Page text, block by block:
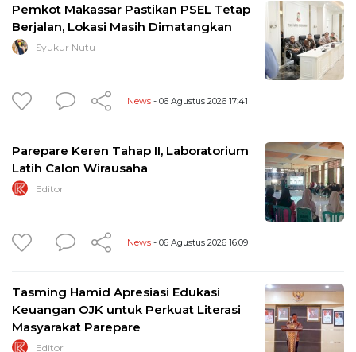
Pemkot Makassar Pastikan PSEL Tetap
Berjalan, Lokasi Masih Dimatangkan
Syukur Nutu
News - 06 Agustus 2026 17:41
Parepare Keren Tahap II, Laboratorium
Latih Calon Wirausaha
Editor
News - 06 Agustus 2026 16:09
Tasming Hamid Apresiasi Edukasi
Keuangan OJK untuk Perkuat Literasi
Masyarakat Parepare
Editor